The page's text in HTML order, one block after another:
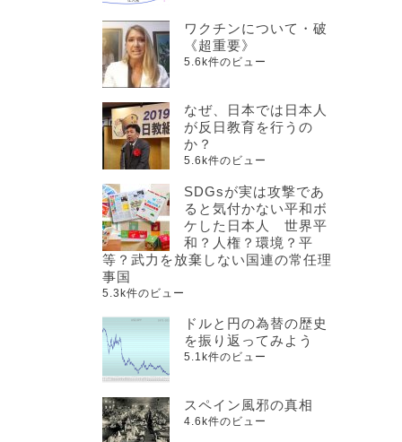
ワクチンについて・破
《超重要》
5.6k件のビュー
なぜ、日本では日本人
が反日教育を行うの
か？
5.6k件のビュー
SDGsが実は攻撃であ
ると気付かない平和ボ
ケした日本人 世界平
和？人権？環境？平
等？武力を放棄しない国連の常任理
事国
5.3k件のビュー
ドルと円の為替の歴史
を振り返ってみよう
5.1k件のビュー
スペイン風邪の真相
4.6k件のビュー